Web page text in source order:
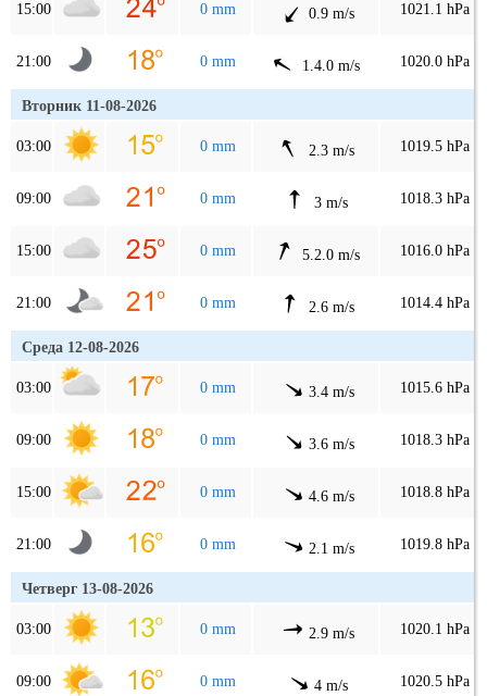
15:00 0 mm 0.9 m/s 1021.1 hPa
21:00 0 mm 1.4.0 m/s 1020.0 hPa
Вторник 11-08-2026
03:00 0 mm 2.3 m/s 1019.5 hPa
09:00 0 mm 3 m/s 1018.3 hPa
15:00 0 mm 5.2.0 m/s 1016.0 hPa
21:00 0 mm 2.6 m/s 1014.4 hPa
Среда 12-08-2026
03:00 0 mm 3.4 m/s 1015.6 hPa
09:00 0 mm 3.6 m/s 1018.3 hPa
15:00 0 mm 4.6 m/s 1018.8 hPa
21:00 0 mm 2.1 m/s 1019.8 hPa
Четверг 13-08-2026
03:00 0 mm 2.9 m/s 1020.1 hPa
09:00 0 mm 4 m/s 1020.5 hPa